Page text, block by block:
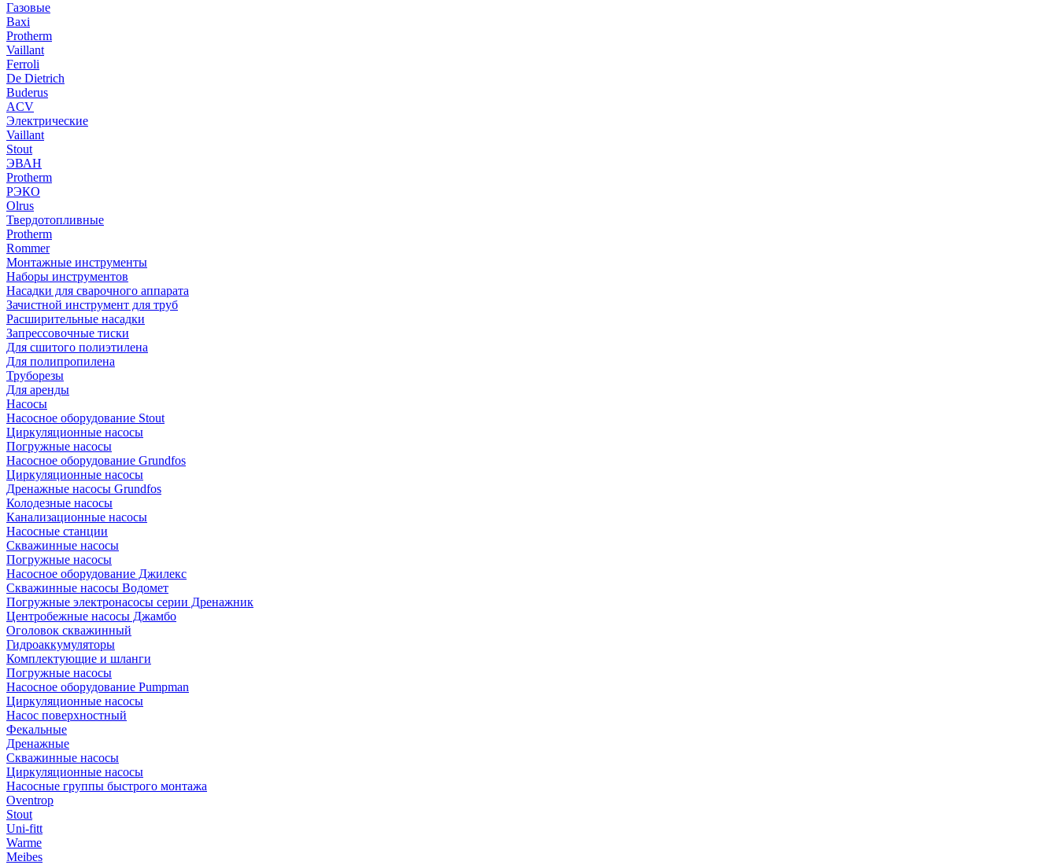
Газовые
Baxi
Protherm
Vaillant
Ferroli
De Dietrich
Buderus
ACV
Электрические
Vaillant
Stout
ЭВАН
Protherm
РЭКО
Olrus
Твердотопливные
Protherm
Rommer
Монтажные инструменты
Наборы инструментов
Насадки для сварочного аппарата
Зачистной инструмент для труб
Расширительные насадки
Запрессовочные тиски
Для сшитого полиэтилена
Для полипропилена
Труборезы
Для аренды
Насосы
Насосное оборудование Stout
Циркуляционные насосы
Погружные насосы
Насосное оборудование Grundfos
Циркуляционные насосы
Дренажные насосы Grundfos
Колодезные насосы
Канализационные насосы
Насосные станции
Скважинные насосы
Погружные насосы
Насосное оборудование Джилекс
Скважинные насосы Водомет
Погружные электронасосы серии Дренажник
Центробежные насосы Джамбо
Оголовок скважинный
Гидроаккумуляторы
Комплектующие и шланги
Погружные насосы
Насосное оборудование Pumpman
Циркуляционные насосы
Насос поверхностный
Фекальные
Дренажные
Скважинные насосы
Циркуляционные насосы
Насосные группы быстрого монтажа
Oventrop
Stout
Uni-fitt
Warme
Meibes